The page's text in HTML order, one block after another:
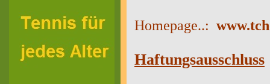
Homepage..:
Haftungsausschluss